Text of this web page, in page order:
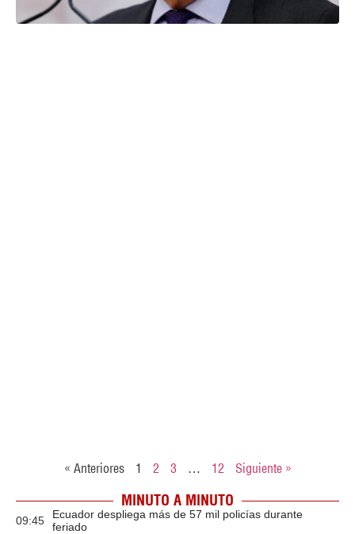
« Anteriores 1 2 3 … 12 Siguiente »
MINUTO A MINUTO
09:45
Ecuador despliega más de 57 mil policías durante
feriado